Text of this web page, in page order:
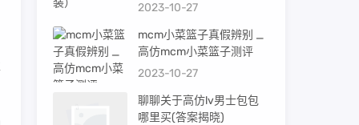
2023-10-27
mcm小菜篮子真假辨别 _
高仿mcm小菜篮子测评
2023-10-27
聊聊关于高仿lv男士包包
哪里买(答案揭晓)